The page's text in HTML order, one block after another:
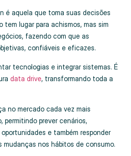
é aquela que toma suas decisões
tem lugar para achismos, mas sim
fazendo com que as
confiáveis e eficazes.
tecnologias e integrar sistemas. É
data drive, transformando toda a
no mercado cada vez mais
prever cenários,
e também responder
nos hábitos de consumo.